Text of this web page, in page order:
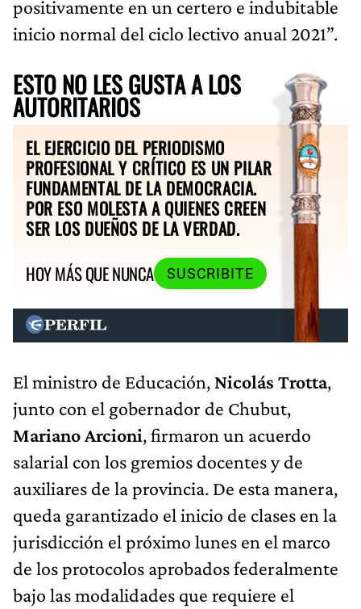
positivamente en un certero e indubitable
inicio normal del ciclo lectivo anual 2021”.
ESTO NO LES GUSTA A LOS
AUTORITARIOS
EL EJERCICIO DEL PERIODISMO
PROFESIONAL Y CRÍTICO ES UN PILAR
FUNDAMENTAL DE LA DEMOCRACIA.
POR ESO MOLESTA A QUIENES CREEN
SER LOS DUEÑOS DE LA VERDAD.
HOY MÁS QUE NUNCA
SUSCRIBITE
El ministro de Educación, Nicolás Trotta,
junto con el gobernador de Chubut,
Mariano Arcioni, firmaron un acuerdo
salarial con los gremios docentes y de
auxiliares de la provincia. De esta manera,
queda garantizado el inicio de clases en la
jurisdicción el próximo lunes en el marco
de los protocolos aprobados federalmente
bajo las modalidades que requiere el